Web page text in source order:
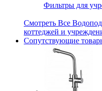
Фильтры для
Смотреть Все
коттеджей и
Сопутствующие